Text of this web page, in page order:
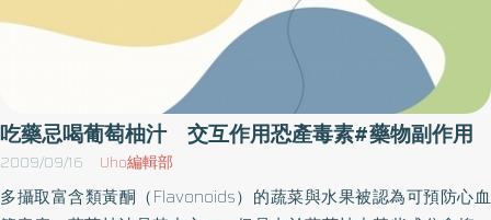
藥、降血壓、血糖藥等都容易有頭昏、視力模糊、肌肉無力、嗜睡
等副作用產生，藥物影響駕駛的中樞神經系統，讓行車者無法妥善
控制車輛而容易釀成意外。中華民國糖尿病學會李奕德副秘書長表
示，有些藥物，雖然不是酒精和毒品，但對神經系統的影響更甚前
述2者，如果沒有正確使用或是服用容易產生副作用的藥物，不僅會
降低駕駛的注意力，而提高肇事風險；因此，李秘書長呼籲，職業
駕駛若有用藥需求，如糖尿病患者在使用降血糖藥時，應主動告知
醫師自己需長時間開車，讓醫師評估病情、並開立適合自己的處方
吃藥忌喝葡萄柚汁 交互作用恐產毒素#藥物副作用
2009/09/16 Uho編輯部
多攝取富含類黃酮（Flavonoids）的蔬菜與水果被認為可預防心血